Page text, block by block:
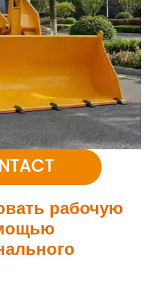
рабочую